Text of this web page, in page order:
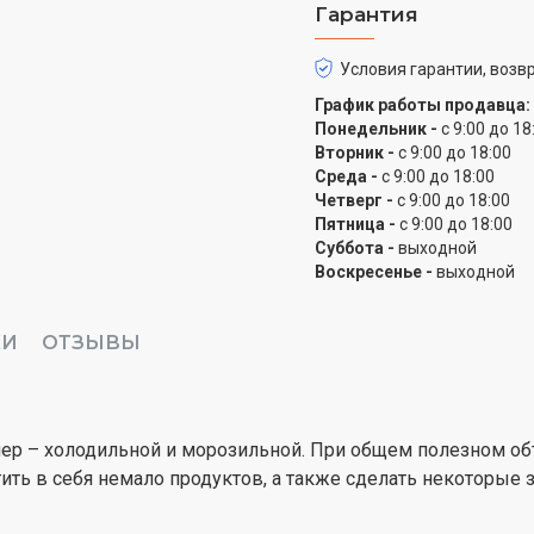
Ударопрочное стекло
Внутреннее
разделяют его на
варианты для
из ударопрочного
великолепный внешний
Минимум звуков
Гарантия
Условия гарантии,
График работы продавца:
Понедельник - с 9:00 до
Вторник - с 9:00 до 18:00
Среда - с 9:00 до 18:00
Четверг - с 9:00 до 18:00
Пятница - с 9:00 до 18:00
Суббота - выходной
Воскресенье - выходной
ОТЗЫВЫ
– холодильной и морозильной. При общем полезном
в себя немало продуктов, а также сделать